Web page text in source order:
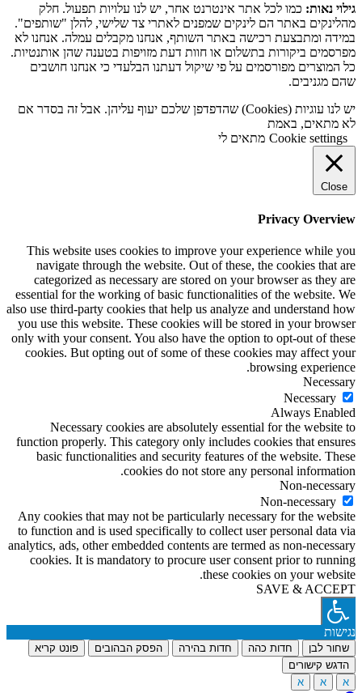
גילוי נאות: כמו לכל אתר אינטרנט אחר, יש לנו עלויות תפעול. חלק
מהלינקים באתר הם לינקים שמפנים לאתרי צד שלישי, להלן "שותפים".
במידה ומתבצעת רכישה באתר השותף, אנחנו מקבלים עמלה. אנחנו לא
מפרסמים ביקורות בתשלום או חוות דעת מזויפות בטענה שהן אותנטיות.
כל המוצרים מפורסמים על פי שיקול דעתנו הבלעדי כי אנחנו חושבים
שהם מגניבים.
יש לנו עוגיות (Cookies) שהדפדפן שלכם יעוף עליהן. אבל זה בסדר אם
לא מתאים, באמת
Cookie settings מתאים לי
Close
Privacy Overview
This website uses cookies to improve your experience while you
navigate through the website. Out of these, the cookies that are
categorized as necessary are stored on your browser as they are
essential for the working of basic functionalities of the website. We
also use third-party cookies that help us analyze and understand how
you use this website. These cookies will be stored in your browser
only with your consent. You also have the option to opt-out of these
cookies. But opting out of some of these cookies may affect your
browsing experience.
Necessary
Necessary
Always Enabled
Necessary cookies are absolutely essential for the website to
function properly. This category only includes cookies that ensures
basic functionalities and security features of the website. These
cookies do not store any personal information.
Non-necessary
Non-necessary
Any cookies that may not be particularly necessary for the website
to function and is used specifically to collect user personal data via
analytics, ads, other embedded contents are termed as non-necessary
cookies. It is mandatory to procure user consent prior to running
these cookies on your website.
SAVE & ACCEPT
נגישות
שחור לבן חדות כהה חדות בהירה הפסק הבהובים
פונט קריא
הדגש קישורים
א
א א